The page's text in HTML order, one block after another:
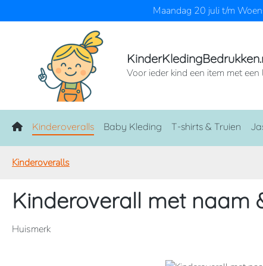
Maandag 20 juli t/m
Voor ieder kind een item met een
Home
Kinderoveralls Baby Kleding T-shirts & Truien
Kinderoveralls
Kinderoverall met naam
Huismerk